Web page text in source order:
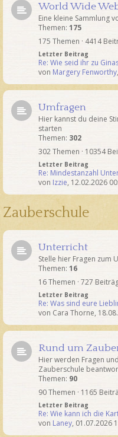
World Wide
Eine kleine Sammlung
Themen: 175
175 Themen · 4414
Letzter Beitrag
Re: Wie seid ihr zu
von Margery Fenworthy,
Umfragen
Hier kannst du deine
starten
Themen: 302
302 Themen · 10354
Letzter Beitrag
Re: Mindestanzahl
von Izzie, 12.02.2026
Zauberschule
Unterricht
Stelle hier Fragen zum
Themen: 16
16 Themen · 727
Letzter Beitrag
Re: Was sind eure
von Cara Thorne,
Rund um
Hier werden Fragen
Zauberschule
Themen: 90
90 Themen · 1165
Letzter Beitrag
Re: Wie kann ich die
von Laney, 01.07.2026